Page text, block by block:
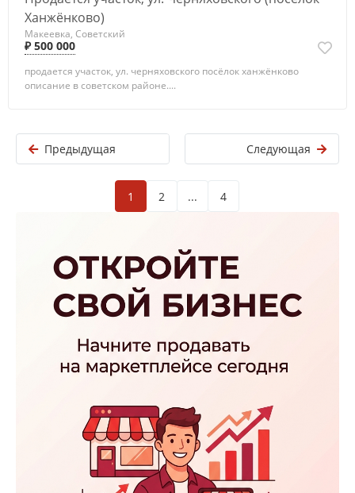
Ханжёнково)
Макеевка, Советский
₽ 500 000
продается участок, ул. черняховского посёлок ханжёнково
описание в советском районе....
Предыдущая Следующая
1 2 ... 4